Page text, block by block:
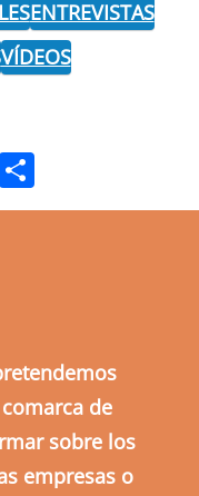
ENTREVISTAS
VÍDEOS
Email
de
sobre los
empresas o